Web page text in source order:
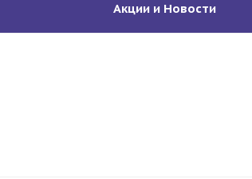
Акции и Новости